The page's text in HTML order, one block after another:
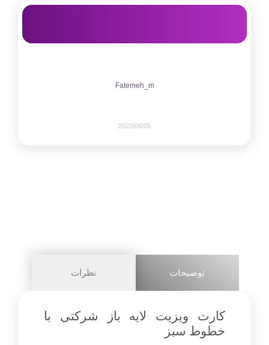
Fatemeh_m
2022/08/05
توضیحات نظرات
کارت ویزیت لایه باز شرکتی با
خطوط سبز